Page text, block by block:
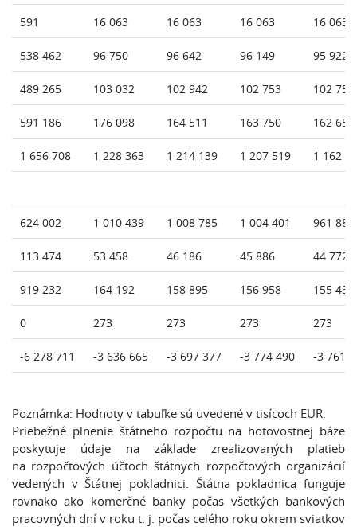
591 16 063 16 063 16 063 16 063
538 462 96 750 96 642 96 149 95 922
489 265 103 032 102 942 102 753 102 753
591 186 176 098 164 511 163 750 162 650
1 656 708 1 228 363 1 214 139 1 207 519 1 162
624 002 1 010 439 1 008 785 1 004 401 961 881
113 474 53 458 46 186 45 886 44 772
919 232 164 192 158 895 156 958 155 430
0 273 273 273 273
-6 278 711 -3 636 665 -3 697 377 -3 774 490 -3 761
Poznámka: Hodnoty v tabuľke sú uvedené v tisícoch EUR.
Priebežné plnenie štátneho rozpočtu na hotovostnej báze
poskytuje údaje na základe zrealizovaných platieb
na rozpočtových účtoch štátnych rozpočtových organizácií
vedených v Štátnej pokladnici. Štátna pokladnica funguje
rovnako ako komerčné banky počas všetkých bankových
pracovných dní v roku t. j. počas celého roku okrem sviatkov